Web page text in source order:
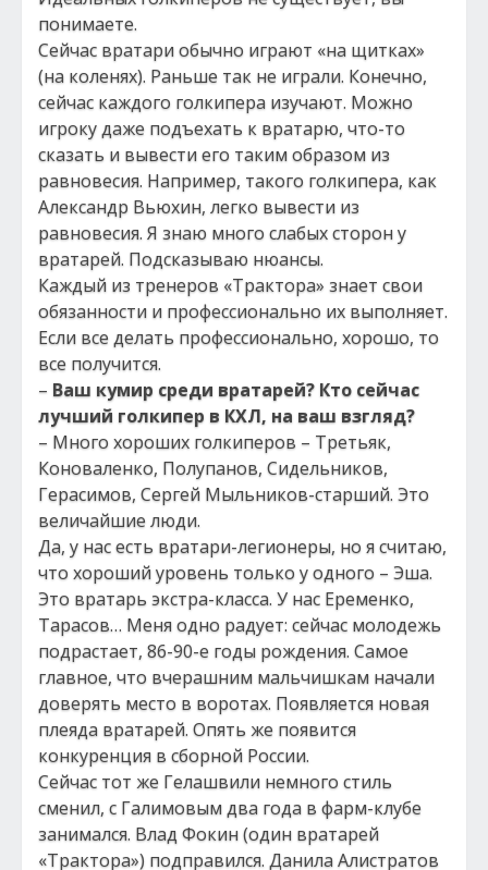
понимаете.
Сейчас вратари обычно играют «на щитках»
(на коленях). Раньше так не играли. Конечно,
сейчас каждого голкипера изучают. Можно
игроку даже подъехать к вратарю, что-то
сказать и вывести его таким образом из
равновесия. Например, такого голкипера, как
Александр Вьюхин, легко вывести из
равновесия. Я знаю много слабых сторон у
вратарей. Подсказываю нюансы.
Каждый из тренеров «Трактора» знает свои
обязанности и профессионально их выполняет.
Если все делать профессионально, хорошо, то
все получится.
– Ваш кумир среди вратарей? Кто сейчас
лучший голкипер в КХЛ, на ваш взгляд?
– Много хороших голкиперов – Третьяк,
Коноваленко, Полупанов, Сидельников,
Герасимов, Сергей Мыльников-старший. Это
величайшие люди.
Да, у нас есть вратари-легионеры, но я считаю,
что хороший уровень только у одного – Эша.
Это вратарь экстра-класса. У нас Еременко,
Тарасов… Меня одно радует: сейчас молодежь
подрастает, 86-90-е годы рождения. Самое
главное, что вчерашним мальчишкам начали
доверять место в воротах. Появляется новая
плеяда вратарей. Опять же появится
конкуренция в сборной России.
Сейчас тот же Гелашвили немного стиль
сменил, с Галимовым два года в фарм-клубе
занимался. Влад Фокин (один вратарей
«Трактора») подправился. Данила Алистратов